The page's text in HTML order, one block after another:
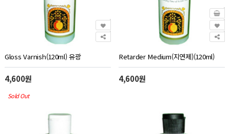
Gloss Varnish(120ml) 유광
4,600원
Sold Out
Retarder Medium(지연제)(120ml)
4,600원